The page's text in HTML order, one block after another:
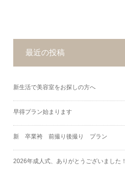
最近の投稿
新生活で美容室をお探しの方へ
早得プラン始まります
新 卒業袴 前撮り後撮り プラン
2026年成人式、ありがとうございました！